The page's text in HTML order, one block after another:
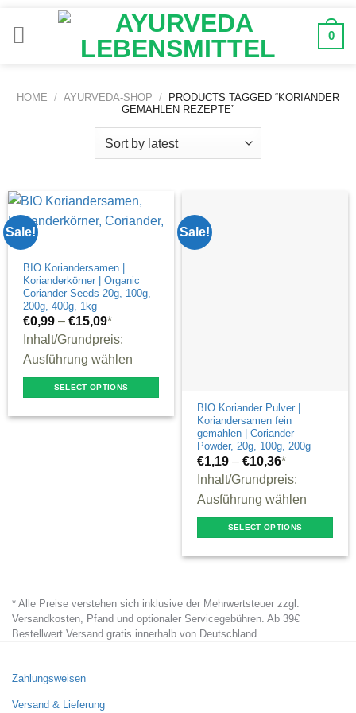
Inhalt
0
HOME / AYURVEDA-SHOP /
PRODUCTS TAGGED “KORIANDER
GEMAHLEN REZEPTE”
Sale!
BIO Koriandersamen |
Korianderkörner | Organic
Coriander Seeds 20g, 100g,
200g, 400g, 1kg
€0,99 –€15,09*
Inhalt/Grundpreis:
Ausführung wählen
SELECT OPTIONS
on
the
Sale!
BIO Koriander Pulver |
Koriandersamen fein
gemahlen | Coriander
Powder, 20g, 100g, 200g
€1,19 –€10,36*
Inhalt/Grundpreis:
Ausführung wählen
SELECT OPTIONS
multiple
variants.
* Alle Preise verstehen sich inklusive der Mehrwertsteuer zzgl.
Versandkosten, Pfand und optionaler Servicegebühren. Ab 39€
Bestellwert Versand gratis innerhalb von Deutschland.
Zahlungsweisen
Versand & Lieferung